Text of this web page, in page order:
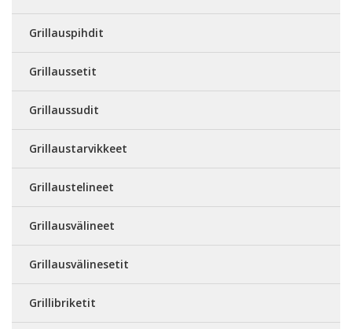
Grillauspihdit
Grillaussetit
Grillaussudit
Grillaustarvikkeet
Grillaustelineet
Grillausvälineet
Grillausvälinesetit
Grillibriketit